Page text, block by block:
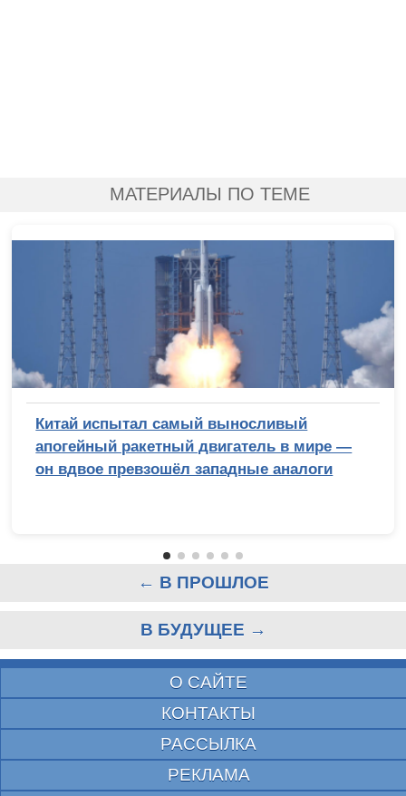
МАТЕРИАЛЫ ПО ТЕМЕ
Китай испытал самый выносливый
апогейный ракетный двигатель в мире —
он вдвое превзошёл западные аналоги
← В ПРОШЛОЕ
В БУДУЩЕЕ →
О САЙТЕ
КОНТАКТЫ
РАССЫЛКА
РЕКЛАМА